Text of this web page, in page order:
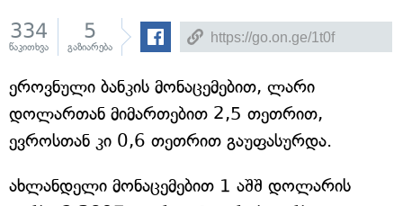
334
წაკითხვა
5
გაზიარება
ეროვნული ბანკის მონაცემებით, ლარი
დოლართან მიმართებით 2,5 თეთრით,
ევროსთან კი 0,6 თეთრით გაუფასურდა.
ახლანდელი მონაცემებით 1 აშშ დოლარის